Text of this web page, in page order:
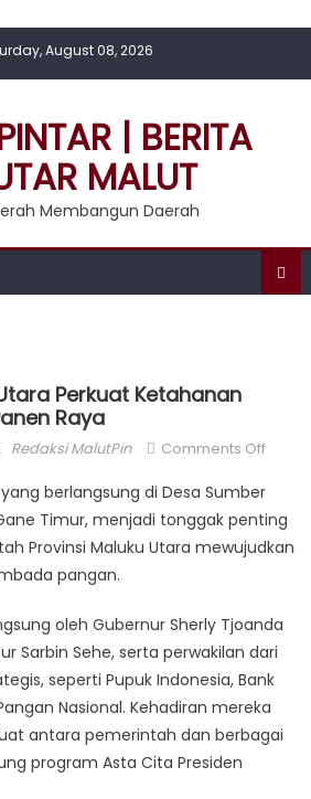
August 08, 2026
| BERITA
MALUT
Membangun Daerah
Perkuat Ketahanan
Raya
Author
Redaksi MalutPin Comments Offon
Utara
Panen
Raya
berlangsung di Desa Sumber
Timur, menjadi tonggak penting
Provinsi Maluku Utara mewujudkan
pangan.
oleh Gubernur Sherly Tjoanda
Sarbin Sehe, serta perwakilan dari
seperti Pupuk Indonesia, Bank
Nasional. Kehadiran mereka
antara pemerintah dan berbagai
program Asta Cita Presiden